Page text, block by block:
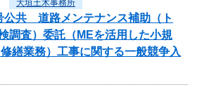
大垣土木事務所
公共 道路メンテナンス補助（ト
調査）委託（MEを活用した小規
繕業務）工事に関する一般競争入